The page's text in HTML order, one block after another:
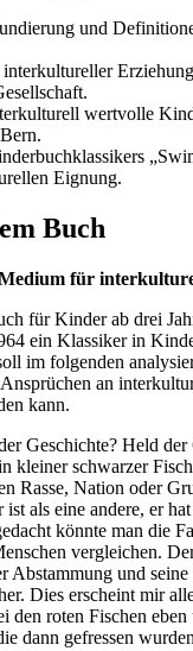
und
wertvolle
Eignung.
Buch
für
für Kinder ab drei
ein Klassiker in
im folgenden
an
kann.
Geschichte? Held der
kleiner schwarzer
Rasse, Nation oder
ist als eine andere, er
könnte man die
vergleichen.
Abstammung und
Dies erscheint mir
den roten Fischen
dann gefressen